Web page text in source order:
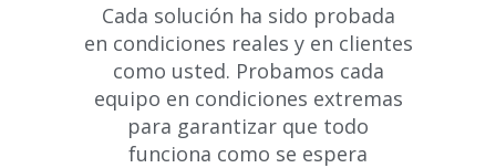
Cada solución ha sido probada
en condiciones reales y en clientes
como usted. Probamos cada
equipo en condiciones extremas
para garantizar que todo
funciona como se espera